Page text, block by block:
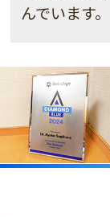
んでいます。